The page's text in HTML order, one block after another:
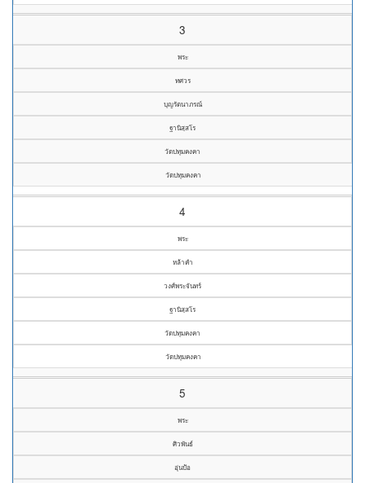
3
พระ
ทศวร
บุญรัตนาภรณ์
ฐานิสฺสโร
วัดปทุมคงคา
วัดปทุมคงคา
4
พระ
หล้าคำ
วงศ์พระจันทร์
ฐานิสฺสโร
วัดปทุมคงคา
วัดปทุมคงคา
5
พระ
ศิวพันธ์
อุ่นป้อ